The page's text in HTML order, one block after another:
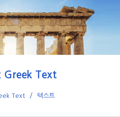
Greek Text
Text 텍스트